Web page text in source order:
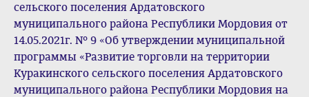
сельского поселения Ардатовского
муниципального района Республики Мордовия от
14.05.2021г. № 9 «Об утверждении муниципальной
программы «Развитие торговли на территории
Куракинского сельского поселения Ардатовского
муниципального района Республики Мордовия на